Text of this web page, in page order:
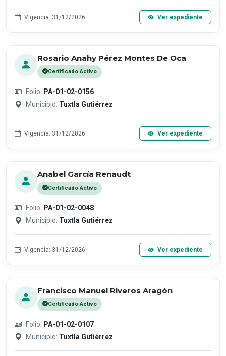
Vigencia: 31/12/2026 Ver expediente
Rosario Anahy Pérez Montes De Oca
Certificado Activo
Folio: PA-01-02-0156
Municipio: Tuxtla Gutiérrez
Vigencia: 31/12/2026 Ver expediente
Anabel García Renaudt
Certificado Activo
Folio: PA-01-02-0048
Municipio: Tuxtla Gutiérrez
Vigencia: 31/12/2026 Ver expediente
Francisco Manuel Riveros Aragón
Certificado Activo
Folio: PA-01-02-0107
Municipio: Tuxtla Gutiérrez